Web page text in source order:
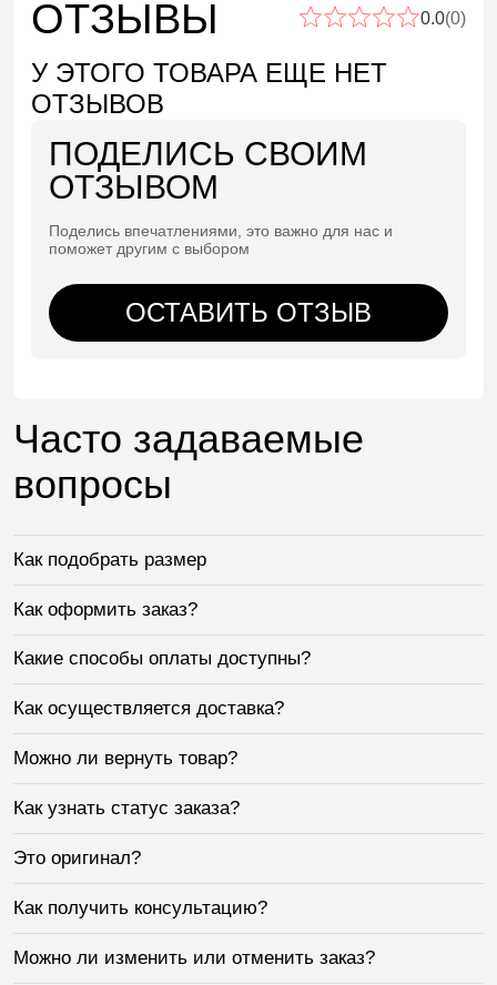
ОТЗЫВЫ 0.0(0)
У ЭТОГО ТОВАРА ЕЩЕ НЕТ
ОТЗЫВОВ
ПОДЕЛИСЬ СВОИМ
ОТЗЫВОМ
Поделись впечатлениями, это важно для нас и
поможет другим с выбором
ОСТАВИТЬ ОТЗЫВ
Часто задаваемые
вопросы
Как подобрать размер
Как оформить заказ?
Какие способы оплаты доступны?
Как осуществляется доставка?
Можно ли вернуть товар?
Как узнать статус заказа?
Это оригинал?
Как получить консультацию?
Можно ли изменить или отменить заказ?